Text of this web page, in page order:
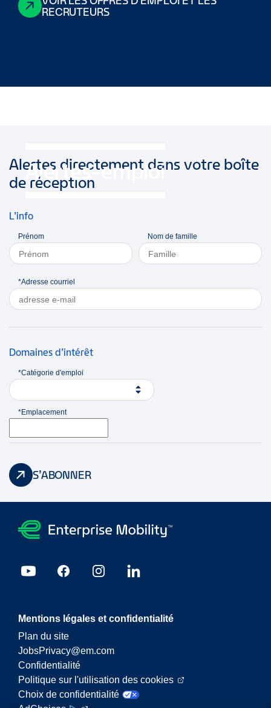
RECRUTEURS
Alertes-emploi
Alertes directement dans votre boîte
de réception
L’info
Prénom Nom de famille
*Adresse courriel
Domaines d’intérêt
*Catégorie d'emploi
*Emplacement
S’ABONNER
Mentions légales et confidentialité
Plan du site
JobsPrivacy@em.com
Confidentialité
Politique sur l'utilisation des cookies
Choix de confidentialité